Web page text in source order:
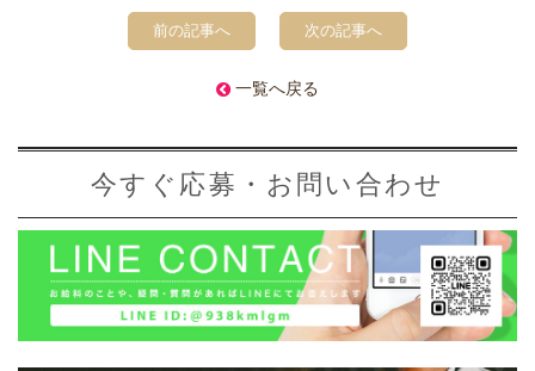
前の記事へ 次の記事へ
一覧へ戻る
今すぐ応募・お問い合わせ